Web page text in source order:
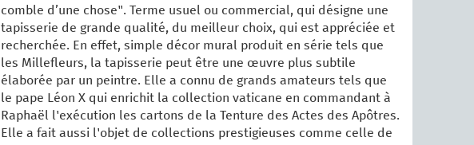
comble d’une chose". Terme usuel ou commercial, qui désigne une
tapisserie de grande qualité, du meilleur choix, qui est appréciée et
recherchée. En effet, simple décor mural produit en série tels que
les Millefleurs, la tapisserie peut être une œuvre plus subtile
élaborée par un peintre. Elle a connu de grands amateurs tels que
le pape Léon X qui enrichit la collection vaticane en commandant à
Raphaël l'exécution les cartons de la Tenture des Actes des Apôtres.
Elle a fait aussi l'objet de collections prestigieuses comme celle de